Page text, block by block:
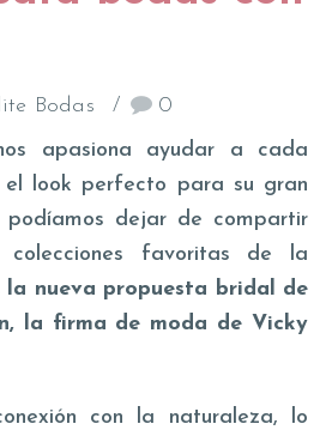
Bodas
0
apasiona ayudar a cada
el look perfecto para su gran
dejar de compartir
colecciones favoritas de la
la nueva propuesta bridal de
la firma de moda de Vicky
con la naturaleza, lo